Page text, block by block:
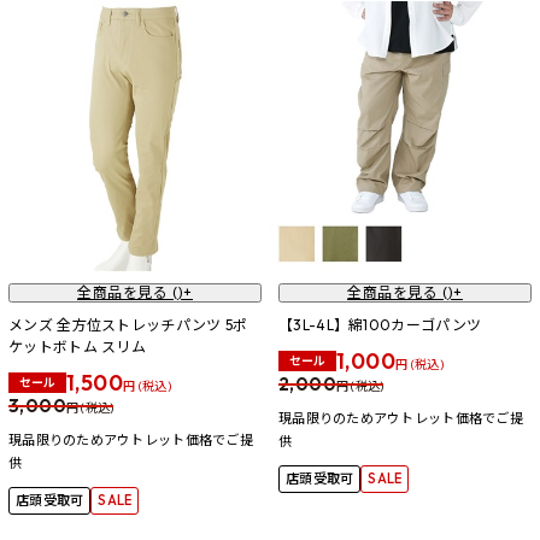
全商品を見る ()+
メンズ 全方位ストレッチパンツ 5ポ
ケットボトム スリム
セール 1,500円 (税込)
3,000円 (税込)
現品限りのためアウトレット価格でご提
供
店頭受取可 SALE
全商品を見る ()+
【3L-4L】綿100カーゴパンツ
セール 1,000円 (税込)
2,000円 (税込)
現品限りのためアウトレット価格でご提
供
店頭受取可 SALE